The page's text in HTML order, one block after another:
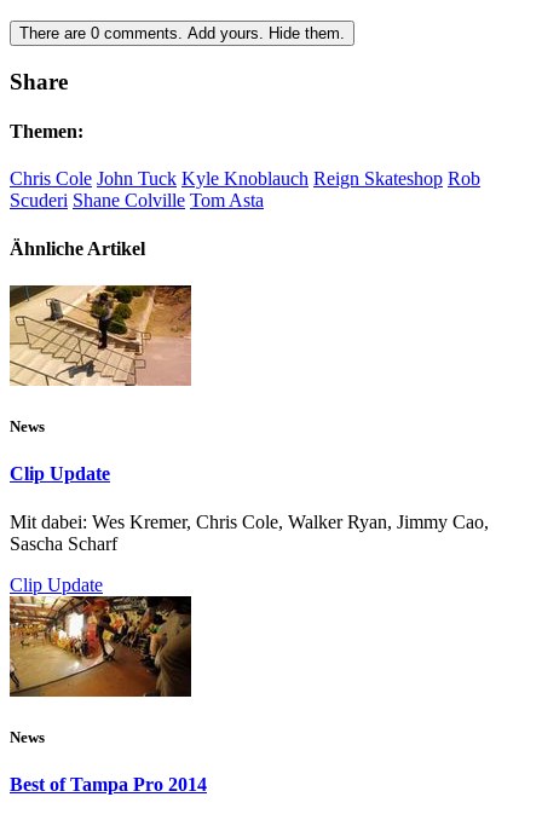
There are 0 comments. Add yours. Hide them.
Share
Themen:
Chris Cole John Tuck Kyle Knoblauch Reign Skateshop Rob
Scuderi Shane Colville Tom Asta
Ähnliche Artikel
News
Clip Update
Mit dabei: Wes Kremer, Chris Cole, Walker Ryan, Jimmy Cao,
Sascha Scharf
Clip Update
News
Best of Tampa Pro 2014